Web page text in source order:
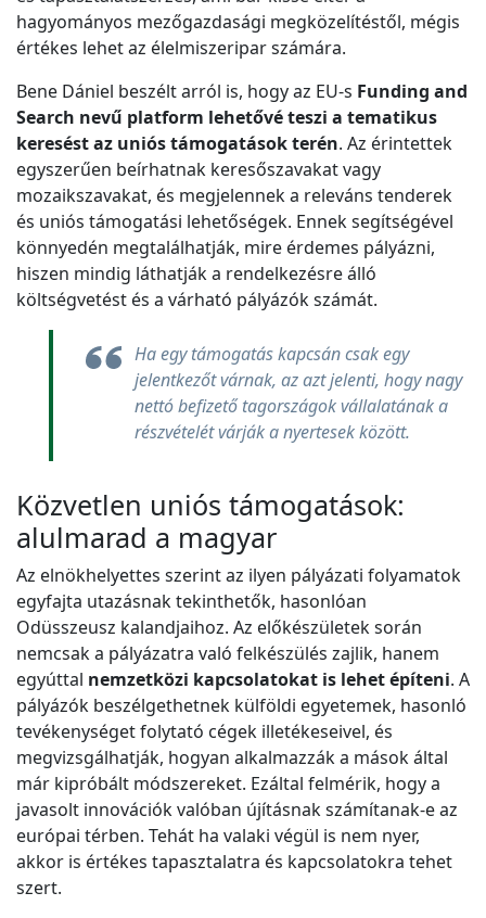
hagyományos mezőgazdasági megközelítéstől, mégis
értékes lehet az élelmiszeripar számára.
Bene Dániel beszélt arról is, hogy az EU-s Funding and
Search nevű platform lehetővé teszi a tematikus
keresést az uniós támogatások terén. Az érintettek
egyszerűen beírhatnak keresőszavakat vagy
mozaikszavakat, és megjelennek a releváns tenderek
és uniós támogatási lehetőségek. Ennek segítségével
könnyedén megtalálhatják, mire érdemes pályázni,
hiszen mindig láthatják a rendelkezésre álló
költségvetést és a várható pályázók számát.
Ha egy támogatás kapcsán csak egy
jelentkezőt várnak, az azt jelenti, hogy nagy
nettó befizető tagországok vállalatának a
részvételét várják a nyertesek között.
Közvetlen uniós támogatások:
alulmarad a magyar
Az elnökhelyettes szerint az ilyen pályázati folyamatok
egyfajta utazásnak tekinthetők, hasonlóan
Odüsszeusz kalandjaihoz. Az előkészületek során
nemcsak a pályázatra való felkészülés zajlik, hanem
egyúttal nemzetközi kapcsolatokat is lehet építeni. A
pályázók beszélgethetnek külföldi egyetemek, hasonló
tevékenységet folytató cégek illetékeseivel, és
megvizsgálhatják, hogyan alkalmazzák a mások által
már kipróbált módszereket. Ezáltal felmérik, hogy a
javasolt innovációk valóban újításnak számítanak-e az
európai térben. Tehát ha valaki végül is nem nyer,
akkor is értékes tapasztalatra és kapcsolatokra tehet
szert.